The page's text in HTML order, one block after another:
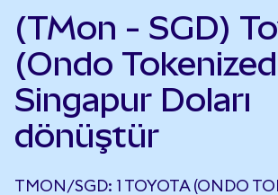
(TMon - SGD)
(Ondo
Singapur Doları
dönüştür
TMON/SGD: 1 TOYOTA (ONDO